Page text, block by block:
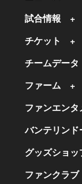
試合情報
チケット
チームデータ
ファーム
ファンエンタ
バンテリンド
グッズショッ
ファンクラブ